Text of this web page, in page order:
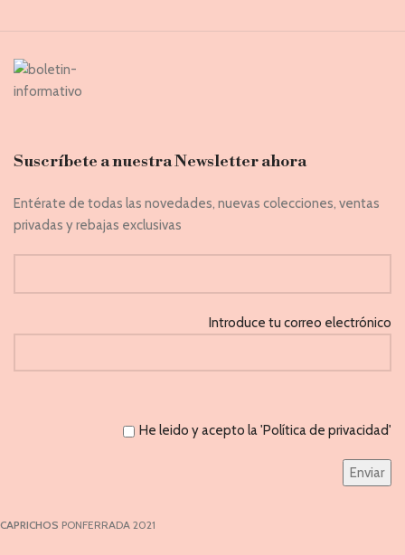
Suscríbete a nuestra Newsletter ahora
Entérate de todas las novedades, nuevas colecciones, ventas
privadas y rebajas exclusivas
Introduce tu correo electrónico
He leido y acepto la 'Política de privacidad'
CAPRICHOS PONFERRADA 2021